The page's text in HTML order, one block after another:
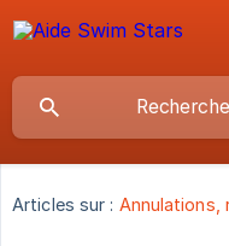
Articles sur : Annulations,